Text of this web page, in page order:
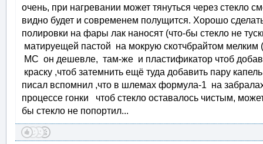
очень, при нагревании может тянуться через стекло
видно будет и современем полущится. Хорошо
полировки на фары лак наносят (что-бы стекло не
матируещей пастой на мокрую скотчбрайтом
МС он дешевле, там-же и пластификатор чтоб
краску ,чтоб затемнить ещё туда добавить пару
писал вспомнил ,что в шлемах формула-1 на
процессе гонки чтоб стекло оставалось чистым,
бы стекло не попортил...